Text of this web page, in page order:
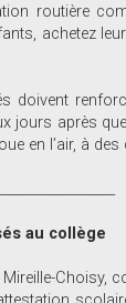
routière
achetez
doivent
jours après
en l’air, à
au collège
Choisy,